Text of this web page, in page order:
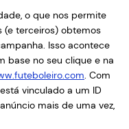
o que nos permite
(e terceiros) obtemos
Isso acontece
base no seu clique e na
. Com
vinculado a um ID
mais de uma vez,